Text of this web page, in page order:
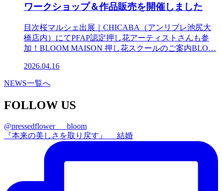
ワークショップ＆作品販売を開催しました
目次桜マルシェ出展｜CHICABA（アンリブレ池尻大
橋店内）にてPFAP認定押し花アーティストさんも参
加！BLOOM MAISON 押し花スクールのご案内BLO…
2026.04.16
NEWS一覧へ
FOLLOW US
@pressedflower___bloom
『本来の美しさを取り戻す』 結婚